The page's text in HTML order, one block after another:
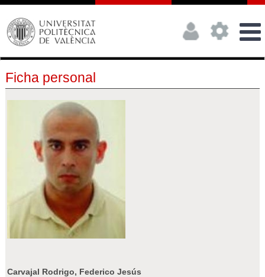
Ficha personal
Carvajal Rodrigo, Federico Jesús